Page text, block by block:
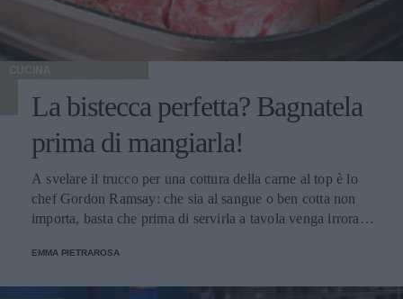
CUCINA
La bistecca perfetta? Bagnatela
prima di mangiarla!
A svelare il trucco per una cottura della carne al top è lo
chef Gordon Ramsay: che sia al sangue o ben cotta non
importa, basta che prima di servirla a tavola venga irrorata
EMMA PIETRAROSA